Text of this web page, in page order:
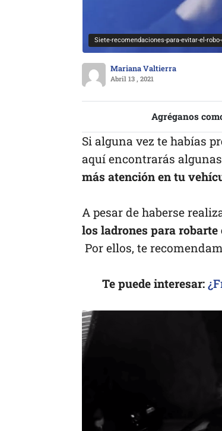
Siete-recomendaciones-para-evitar-el-
Mariana Valtierra
Abril 13 , 2021
Agréganos
Si alguna vez te habías
aquí encontrarás
más atención en tu
A pesar de haberse
los ladrones para robarte
Por ellos, te
Te puede interesar: